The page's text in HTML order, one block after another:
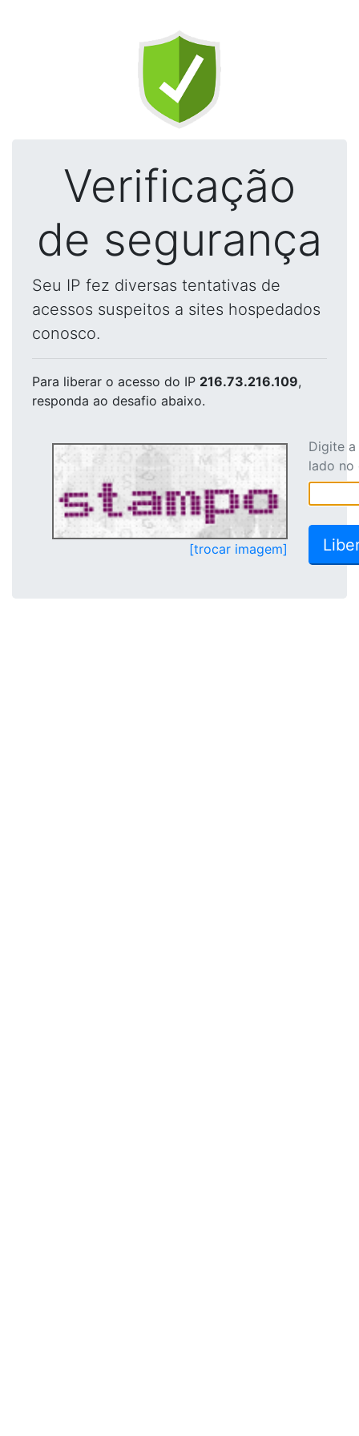
Verificação
de segurança
Seu IP fez diversas tentativas de
acessos suspeitos a sites hospedados
conosco.
Para liberar o acesso do IP 216.73.216.109,
responda ao desafio abaixo.
[trocar imagem]
Digite
lado no